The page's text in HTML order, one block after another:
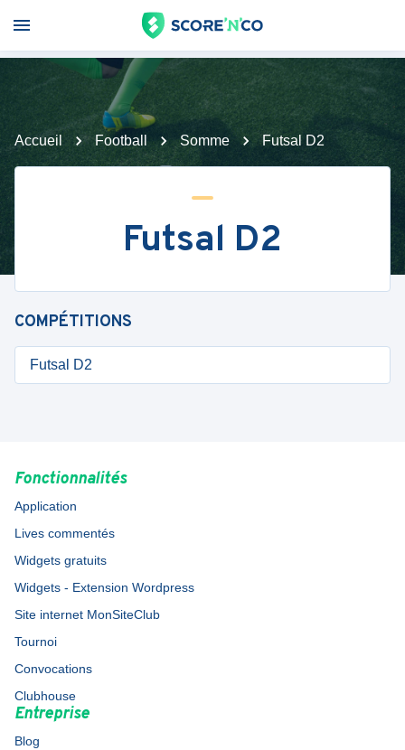
Accueil Football Somme Futsal D2
Futsal D2
COMPÉTITIONS
Futsal D2
Fonctionnalités
Application
Lives commentés
Widgets gratuits
Widgets - Extension Wordpress
Site internet MonSiteClub
Tournoi
Convocations
Clubhouse
Entreprise
Blog